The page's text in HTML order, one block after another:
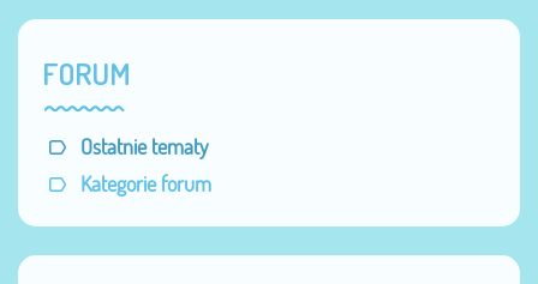
FORUM
Ostatnie tematy
Kategorie forum